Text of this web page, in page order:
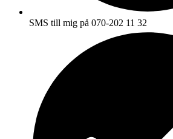
SMS till mig på 070-202 11 32